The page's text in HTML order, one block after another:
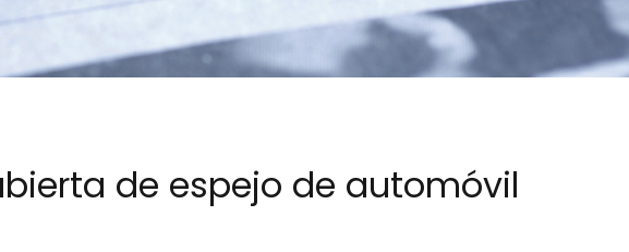
de espejo de automóvil